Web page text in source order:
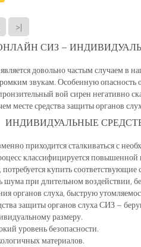
>|
СИЗ –
довольно частым случаем в
звукам. Особенную опасность
вой сирен негативно
месте средства защиты органов
ИНДИВИДУАЛЬНЫЕ
приходится сталкиваться с
классифицируется
купить
при длительном воздействии,
органов слуха, быструю
защиты органов слуха СИЗ –
размеру.
уровень безопасности.
материалов.